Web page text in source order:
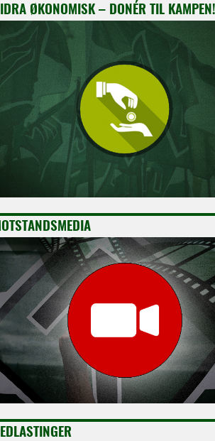
ØKONOMISK – DONÉR TIL KAMPEN!